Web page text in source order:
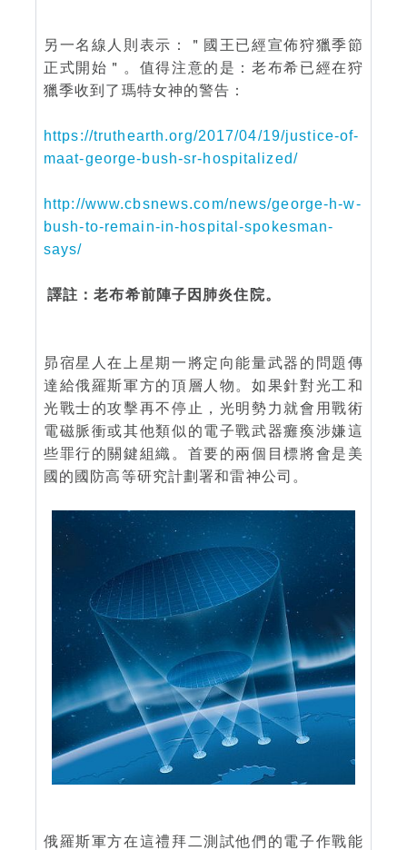
另一名線人則表示：＂國王已經宣佈狩獵季節
正式開始＂。值得注意的是：老布希已經在狩
獵季收到了瑪特女神的警告：
https://truthearth.org/2017/04/19/justice-of-
maat-george-bush-sr-hospitalized/
http://www.cbsnews.com/news/george-h-w-
bush-to-remain-in-hospital-spokesman-
says/
譯註：老布希前陣子因肺炎住院。
昴宿星人在上星期一將定向能量武器的問題傳
達給俄羅斯軍方的頂層人物。如果針對光工和
光戰士的攻擊再不停止，光明勢力就會用戰術
電磁脈衝或其他類似的電子戰武器癱瘓涉嫌這
些罪行的關鍵組織。首要的兩個目標將會是美
國的國防高等研究計劃署和雷神公司。
俄羅斯軍方在這禮拜二測試他們的電子作戰能